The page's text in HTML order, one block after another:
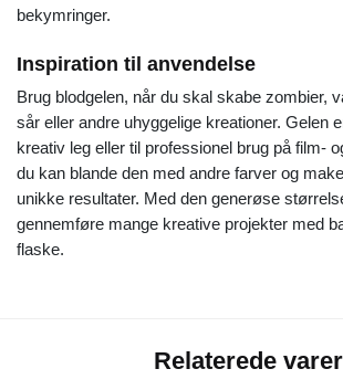
bekymringer.
Inspiration til anvendelse
Brug blodgelen, når du skal skabe zombier,
sår eller andre uhyggelige kreationer. Gelen
kreativ leg eller til professionel brug på film-
du kan blande den med andre farver og
unikke resultater. Med den generøse
gennemføre mange kreative projekter med
flaske.
Relaterede varer